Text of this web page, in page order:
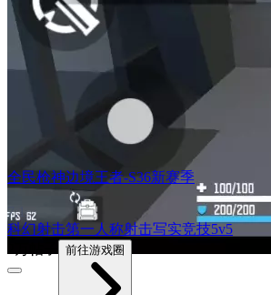
全民枪神边境王者-S36新赛季
7.1
科幻射击第一人称射击写实竞技5v5
前往游戏圈